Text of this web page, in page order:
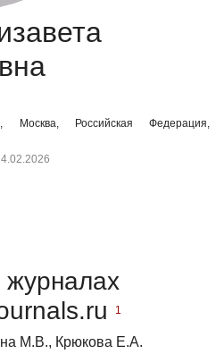
Москва, Российская Федерация,
журналах
1
М.В., Крюкова Е.А.